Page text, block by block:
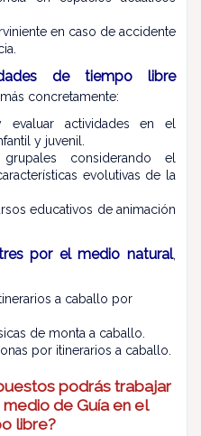
en caso de accidente
de tiempo libre
concretamente:
evaluar actividades en el
y juvenil.
considerando el
evolutivas de la
educativos de animación
por el medio natural,
a caballo por
de monta a caballo.
por itinerarios a caballo.
podrás trabajar
de Guía en el
libre?